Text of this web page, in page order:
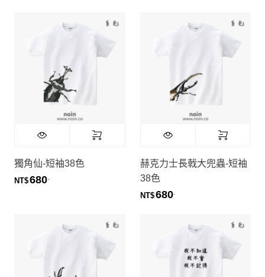
獨角仙-短袖38色
NT$680
赫克力士長戟大兜蟲-短袖
38色
NT$680